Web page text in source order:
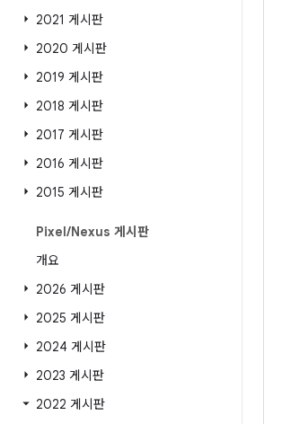
2021 게시판
2020 게시판
2019 게시판
2018 게시판
2017 게시판
2016 게시판
2015 게시판
Pixel/Nexus 게시판
개요
2026 게시판
2025 게시판
2024 게시판
2023 게시판
2022 게시판